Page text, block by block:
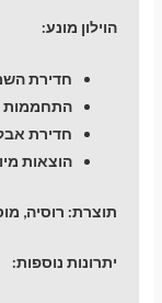
הוילון מונע:
חדירת
התחממות
חדירת
הוצאות
תוצרת: רוסיה,
יתרונות נוספות: